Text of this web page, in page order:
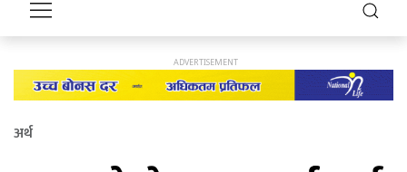
अर्थ